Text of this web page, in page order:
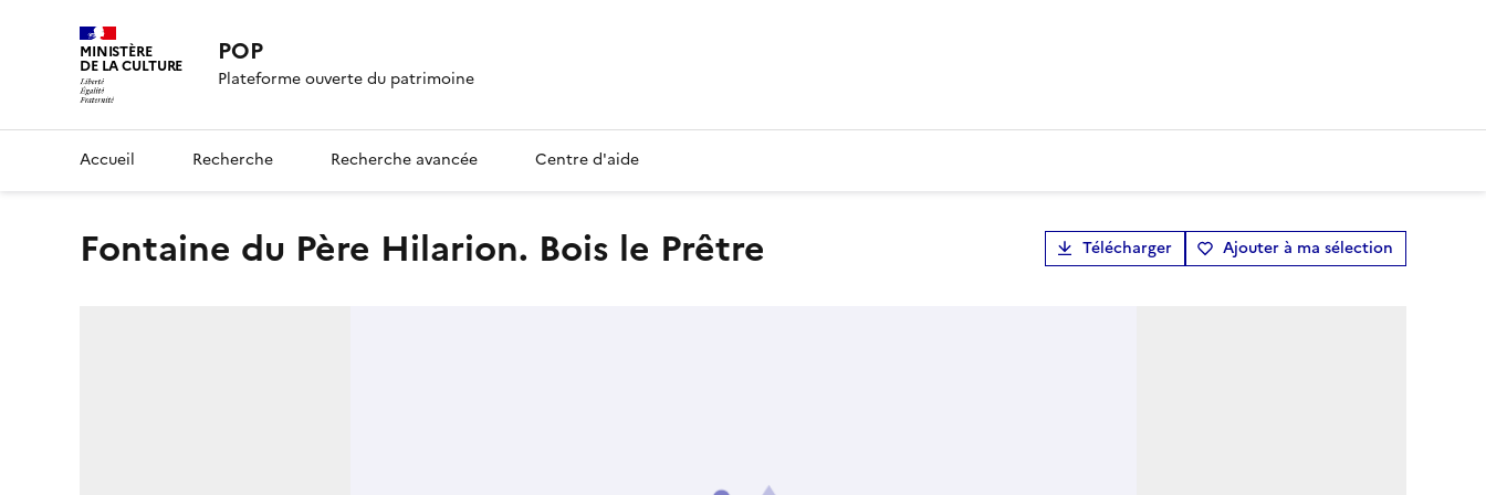
MINISTÈRE
DE LA CULTURE POP
Plateforme ouverte du patrimoine
Accueil Recherche Recherche avancée Centre d'aide
Fontaine du Père Hilarion. Bois le Prêtre Télécharger Ajouter à ma sélection